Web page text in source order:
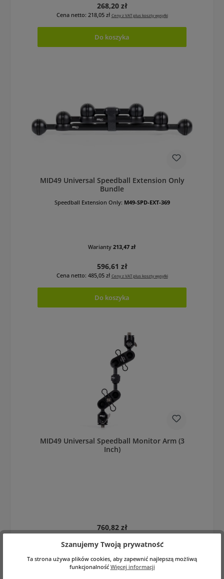
Cena regularna:
268,20 zł
Cena netto: 218,05 zł Ceny z VAT plus koszty wysyłki
Do koszyka
MID49 Universal Speedball Extension Only
Bundle
Speedball Extension Only: M49-SPD-EXT-369
Warianty 213,47 zł
Cena regularna:
596,61 zł
Cena netto: 485,05 zł Ceny z VAT plus koszty wysyłki
Do koszyka
MID49 Universal Speedball Monitor Arm (3
Inch)
Cena regularna:
760,82 zł
Do koszyka
Szanujemy Twoją prywatność
Ta strona używa plików cookies, aby zapewnić najlepszą możliwą
funkcjonalność Więcej informacji